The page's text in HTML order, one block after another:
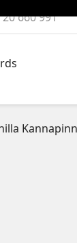
660 991